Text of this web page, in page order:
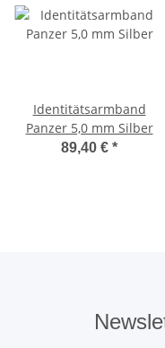
Identitätsarmband
Panzer 5,0 mm Silber
89,40 € *